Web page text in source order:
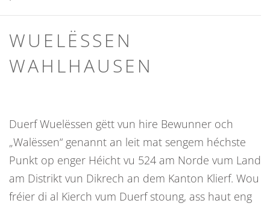
WUELËSSEN
WAHLHAUSEN
Duerf Wuelëssen gëtt vun hire Bewunner och
„Walëssen“ genannt an leit mat sengem héchste
Punkt op enger Héicht vu 524 am Norde vum Land
am Distrikt vun Dikrech an dem Kanton Klierf. Wou
fréier di al Kierch vum Duerf stoung, ass haut eng